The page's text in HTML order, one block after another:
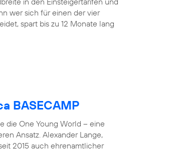
wer sich für einen der vier
spart bis zu 12 Monate lang
BASECAMP
die One Young World – eine
Ansatz. Alexander Lange,
2015 auch ehrenamtlicher